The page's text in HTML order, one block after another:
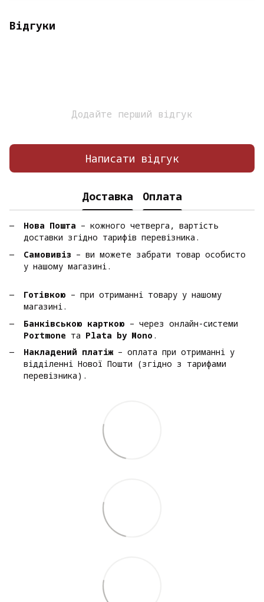
Відгуки
Додайте перший відгук
Написати відгук
Доставка Оплата
Нова Пошта – кожного четверга, вартість
доставки згідно тарифів перевізника.
Самовивіз – ви можете забрати товар особисто
у нашому магазині.
Готівкою – при отриманні товару у нашому
магазині.
Банківською карткою – через онлайн-системи
Portmone та Plata by Mono .
Накладений платіж– оплата при отриманні у
відділенні Нової Пошти (згідно з тарифами
перевізника).